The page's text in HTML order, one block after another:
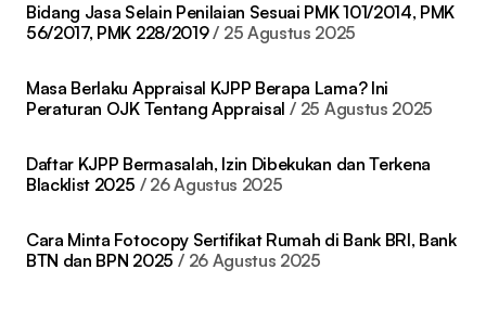
Bidang Jasa Selain Penilaian Sesuai PMK 101/2014, PMK
56/2017, PMK 228/2019
25 Agustus 2025
Masa Berlaku Appraisal KJPP Berapa Lama? Ini
Peraturan OJK Tentang Appraisal
25 Agustus 2025
Daftar KJPP Bermasalah, Izin Dibekukan dan Terkena
Blacklist 2025
26 Agustus 2025
Cara Minta Fotocopy Sertifikat Rumah di Bank BRI, Bank
BTN dan BPN 2025
26 Agustus 2025